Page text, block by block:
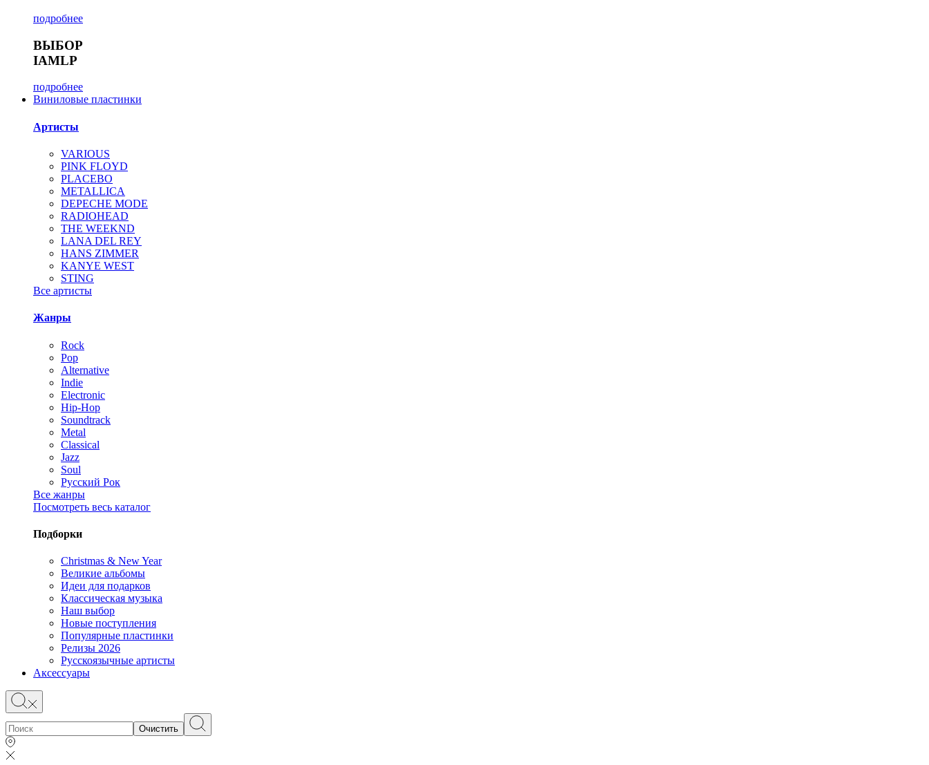
подробнее
ВЫБОР
IAMLP
подробнее
Виниловые пластинки
Артисты
VARIOUS
PINK FLOYD
PLACEBO
METALLICA
DEPECHE MODE
RADIOHEAD
THE WEEKND
LANA DEL REY
HANS ZIMMER
KANYE WEST
STING
Все артисты
Жанры
Rock
Pop
Alternative
Indie
Electronic
Hip-Hop
Soundtrack
Metal
Classical
Jazz
Soul
Русский Рок
Все жанры
Посмотреть весь каталог
Подборки
Christmas & New Year
Великие альбомы
Идеи для подарков
Классическая музыка
Наш выбор
Новые поступления
Популярные пластинки
Релизы 2026
Русскоязычные артисты
Аксессуары
Очистить